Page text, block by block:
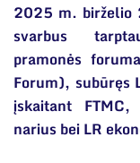
2025 m. birželio
svarbus
pramonės
Forum), subūręs
įskaitant FTMC,
narius bei LR